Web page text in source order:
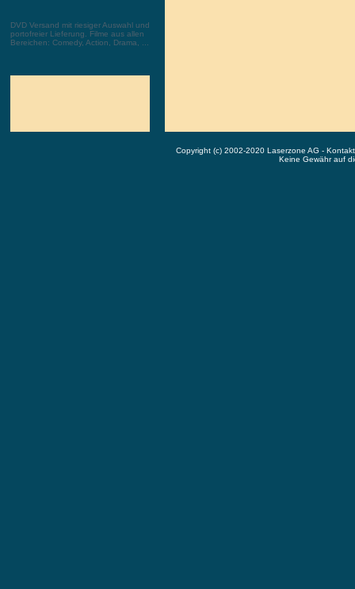
DVD Versand mit riesiger Auswahl und
portofreier Lieferung. Filme aus allen
Bereichen: Comedy, Action, Drama, ...
Copyright (c) 2002-2020 Laserzone AG -
Keine Gewähr auf